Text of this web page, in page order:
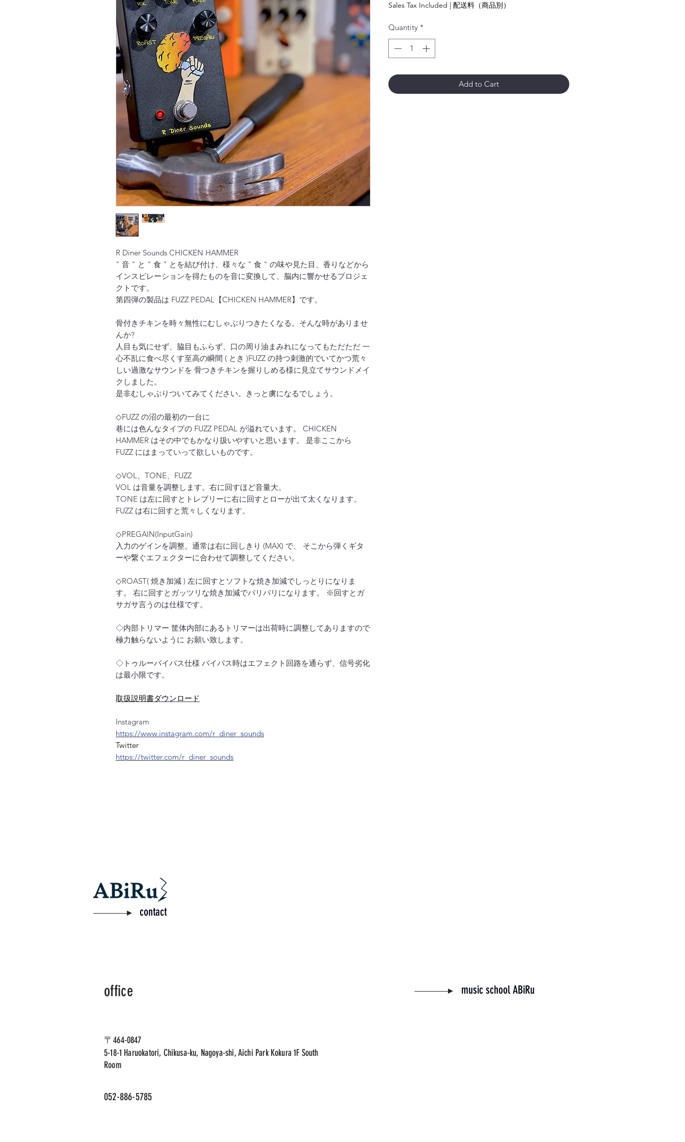
R Diner Sounds CHICKEN HAMMER
" 音 " と " 食 " とを結び付け、様々な " 食 " の味や見た目、香りなどから
インスピレーションを得たものを音に変換して、脳内に響かせるプロジェ
クトです。
第四弾の製品は FUZZ PEDAL【CHICKEN HAMMER】です。
骨付きチキンを時々無性にむしゃぶりつきたくなる。そんな時がありませ
んか?
人目も気にせず、脇目もふらず、口の周り油まみれになってもただただ 一
心不乱に食べ尽くす至高の瞬間 ( とき )FUZZ の持つ刺激的でいてかつ荒々
しい過激なサウンドを 骨つきチキンを握りしめる様に見立てサウンドメイ
クしました。
是非むしゃぶりついてみてください。きっと虜になるでしょう。
◇FUZZ の沼の最初の一台に
巷には色んなタイプの FUZZ PEDAL が溢れています。 CHICKEN
HAMMER はその中でもかなり扱いやすいと思います。 是非ここから
FUZZ にはまっていって欲しいものです。
◇VOL、TONE、FUZZ
VOL は音量を調整します。右に回すほど音量大。
TONE は左に回すとトレブリーに右に回すとローが出て太くなります。
FUZZ は右に回すと荒々しくなります。
◇PREGAIN(InputGain)
入力のゲインを調整。通常は右に回しきり (MAX) で、 そこから弾くギタ
ーや繋ぐエフェクターに合わせて調整してください。
◇ROAST( 焼き加減 ) 左に回すとソフトな焼き加減でしっとりになりま
す。 右に回すとガッツリな焼き加減でパリパリになります。 ※回すとガ
サガサ言うのは仕様です。
◇内部トリマー 筐体内部にあるトリマーは出荷時に調整してありますので
極力触らないように お願い致します。
◇トゥルーバイパス仕様 バイパス時はエフェクト回路を通らず、信号劣化
は最小限です。
取扱説明書ダウンロード
Instagram
https://www.instagram.com/r_diner_sounds
Twitter
https://twitter.com/r_diner_sounds
Sales Tax Included | 配送料（商品別）
Quantity *
Add to Cart
contact
office music school ABiRu
〒464-0847
5-18-1 Haruokatori, Chikusa-ku, Nagoya-shi, Aichi Park Kokura 1F South
Room
052-886-5785​